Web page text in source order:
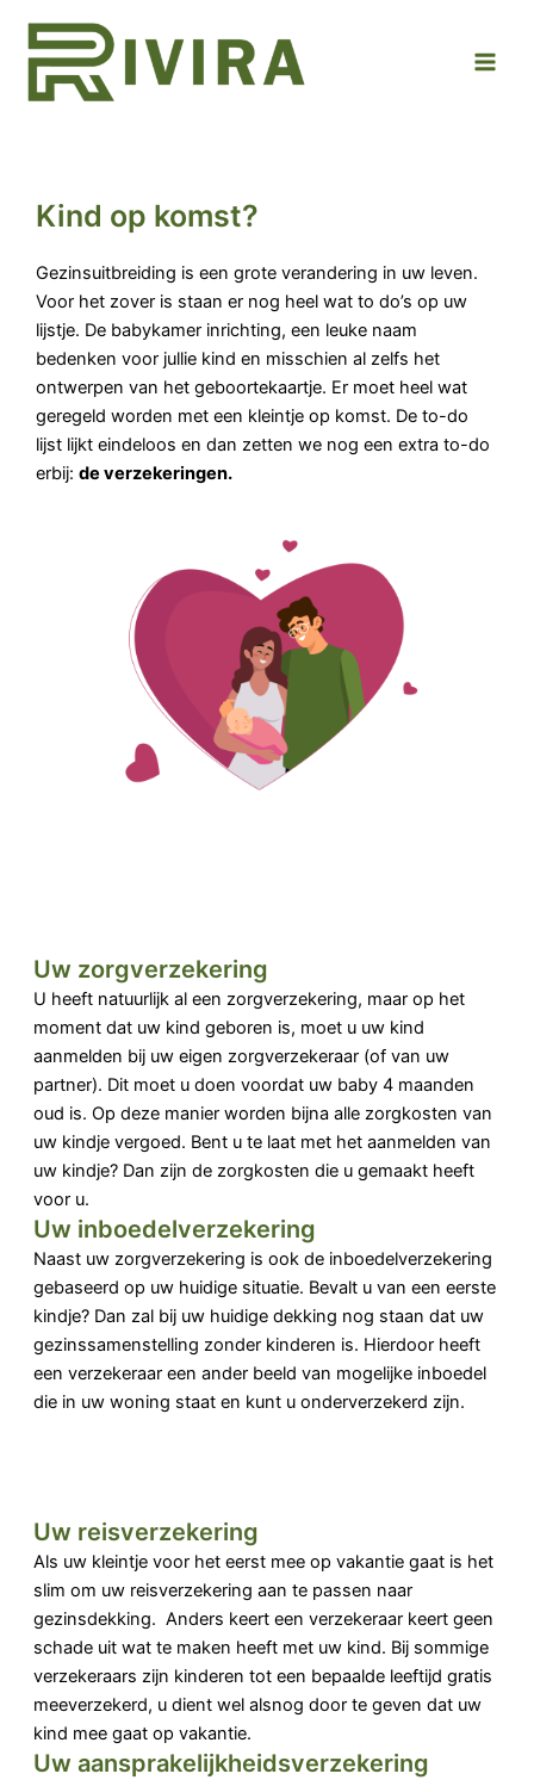
inhoud
Kind op komst?
Gezinsuitbreiding is een grote verandering in uw leven.
Voor het zover is staan er nog heel wat to do’s op uw
lijstje. De babykamer inrichting, een leuke naam
bedenken voor jullie kind en misschien al zelfs het
ontwerpen van het geboortekaartje. Er moet heel wat
geregeld worden met een kleintje op komst. De to-do
lijst lijkt eindeloos en dan zetten we nog een extra to-do
erbij: de verzekeringen.
Uw zorgverzekering
U heeft natuurlijk al een zorgverzekering, maar op het
moment dat uw kind geboren is, moet u uw kind
aanmelden bij uw eigen zorgverzekeraar (of van uw
partner). Dit moet u doen voordat uw baby 4 maanden
oud is. Op deze manier worden bijna alle zorgkosten van
uw kindje vergoed. Bent u te laat met het aanmelden van
uw kindje? Dan zijn de zorgkosten die u gemaakt heeft
voor u.
Uw inboedelverzekering
Naast uw zorgverzekering is ook de inboedelverzekering
gebaseerd op uw huidige situatie. Bevalt u van een eerste
kindje? Dan zal bij uw huidige dekking nog staan dat uw
gezinssamenstelling zonder kinderen is. Hierdoor heeft
een verzekeraar een ander beeld van mogelijke inboedel
die in uw woning staat en kunt u onderverzekerd zijn.
Uw reisverzekering
Als uw kleintje voor het eerst mee op vakantie gaat is het
slim om uw reisverzekering aan te passen naar
gezinsdekking. Anders keert een verzekeraar keert geen
schade uit wat te maken heeft met uw kind. Bij sommige
verzekeraars zijn kinderen tot een bepaalde leeftijd gratis
meeverzekerd, u dient wel alsnog door te geven dat uw
kind mee gaat op vakantie.
Uw aansprakelijkheidsverzekering